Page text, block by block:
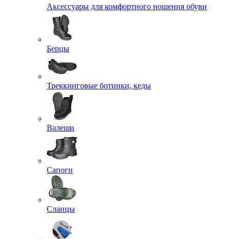
Аксессуары для комфортного ношения обуви
Берцы
Треккинговые ботинки, кеды
Валеши
Сапоги
Сланцы